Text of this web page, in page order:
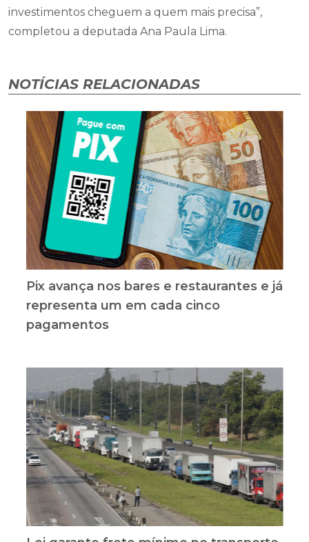
investimentos cheguem a quem mais precisa”,
completou a deputada Ana Paula Lima.
NOTÍCIAS RELACIONADAS
Pix avança nos bares e restaurantes e já
representa um em cada cinco
pagamentos